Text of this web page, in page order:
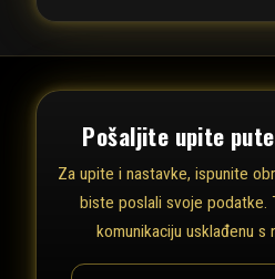
Pošaljite upite
Za upite i nastavke, ispunite
biste poslali svoje podatke.
komunikaciju usklađenu s